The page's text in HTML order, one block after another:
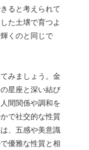
ると考えられて
た土壌で育つよ
くのと同じで
みましょう。金
星座と深い結び
間関係や調和を
で社交的な性質
、五感や美意識
優雅な性質と相